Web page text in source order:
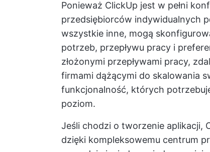
Ponieważ ClickUp jest w pełni
przedsiębiorców indywidualnych
wszystkie inne, mogą
potrzeb, przepływu pracy i
złożonymi przepływami pracy,
firmami dążącymi do skalowania
funkcjonalność, których
poziom.
Jeśli chodzi o tworzenie aplikacji,
dzięki kompleksowemu centrum